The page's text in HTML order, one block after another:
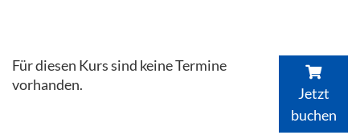
Für diesen Kurs sind keine Termine
vorhanden.
Jetzt
buchen